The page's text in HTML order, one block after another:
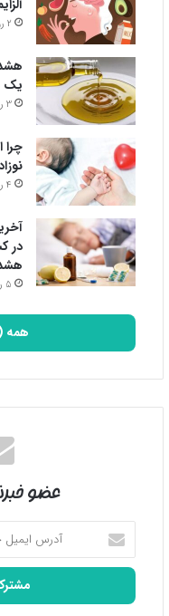
2 روز پیش
یک
3 روز پیش
چرا
4 روز پیش
5 روز پیش
همه
عضو
آدرس
ایمیل
خود
وارد